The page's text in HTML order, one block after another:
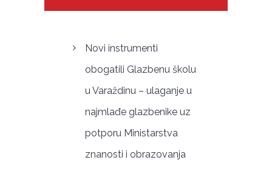
Novi instrumenti
obogatili Glazbenu školu
u Varaždinu – ulaganje u
najmlađe glazbenike uz
potporu Ministarstva
znanosti i obrazovanja